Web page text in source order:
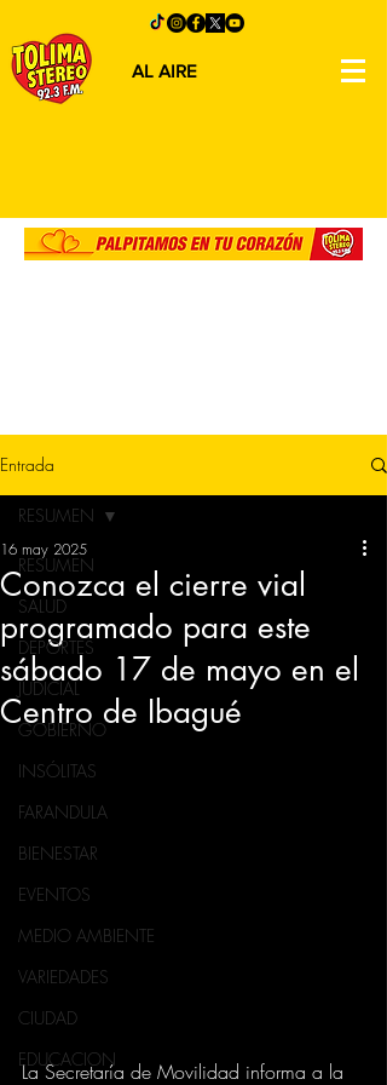
AL AIRE
Entrada
RESUMEN
SALUD
DEPORTES
JUDICIAL
GOBIERNO
INSÓLITAS
FARANDULA
BIENESTAR
EVENTOS
MEDIO AMBIENTE
VARIEDADES
CIUDAD
EDUCACION
RESUMEN
Conozca el cierre vial
programado para este
sábado 17 de mayo en el
Centro de Ibagué
16 may 2025
La Secretaría de Movilidad informa a la